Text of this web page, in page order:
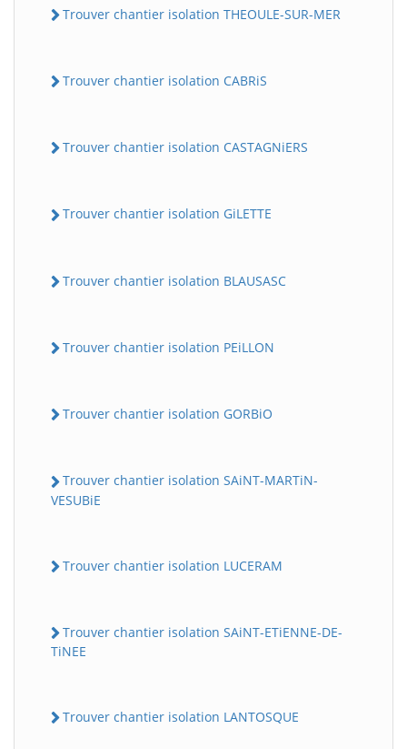
Trouver chantier isolation THEOULE-SUR-MER
Trouver chantier isolation CABRiS
Trouver chantier isolation CASTAGNiERS
Trouver chantier isolation GiLETTE
Trouver chantier isolation BLAUSASC
Trouver chantier isolation PEiLLON
Trouver chantier isolation GORBiO
Trouver chantier isolation SAiNT-MARTiN-
VESUBiE
Trouver chantier isolation LUCERAM
Trouver chantier isolation SAiNT-ETiENNE-DE-
TiNEE
Trouver chantier isolation LANTOSQUE